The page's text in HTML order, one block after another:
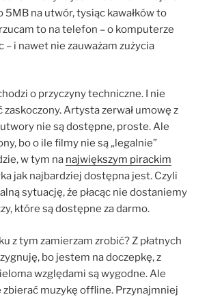
5MB na utwór, tysiąc kawałków to
to na telefon – o komputerze
– i nawet nie zauważam zużycia
o przyczyny techniczne. I nie
Artysta zerwał umowę z
nie są dostępne, proste. Ale
bo o ile filmy nie są „legalnie”
w tym na największym pirackim
jak najbardziej dostępna jest. Czyli
sytuację, że płacąc nie dostaniemy
które są dostępne za darmo.
z tym zamierzam zrobić? Z płatnych
bo jestem na doczepkę, z
względami są wygodne. Ale
zbierać muzykę offline. Przynajmniej